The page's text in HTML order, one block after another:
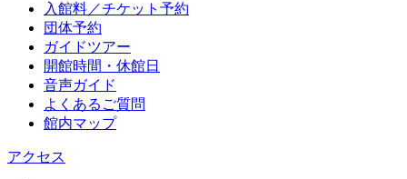
入館料／チケット予約
団体予約
ガイドツアー
開館時間・休館日
音声ガイド
よくあるご質問
館内マップ
アクセス